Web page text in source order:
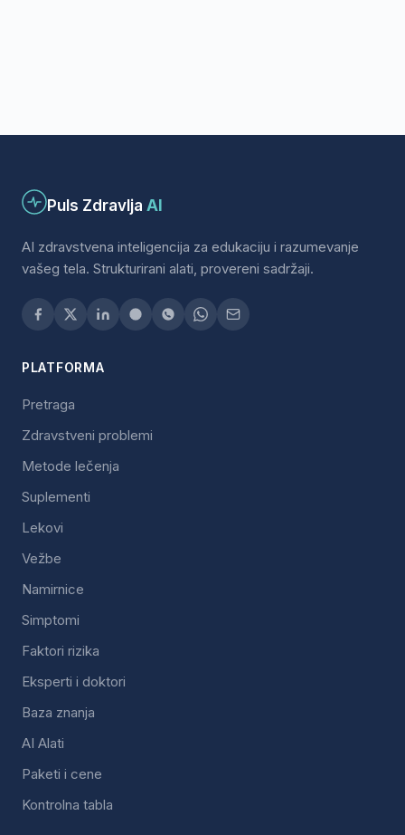
Puls Zdravlja AI
AI zdravstvena inteligencija za edukaciju i razumevanje
vašeg tela. Strukturirani alati, provereni sadržaji.
PLATFORMA
Pretraga
Zdravstveni problemi
Metode lečenja
Suplementi
Lekovi
Vežbe
Namirnice
Simptomi
Faktori rizika
Eksperti i doktori
Baza znanja
AI Alati
Paketi i cene
Kontrolna tabla